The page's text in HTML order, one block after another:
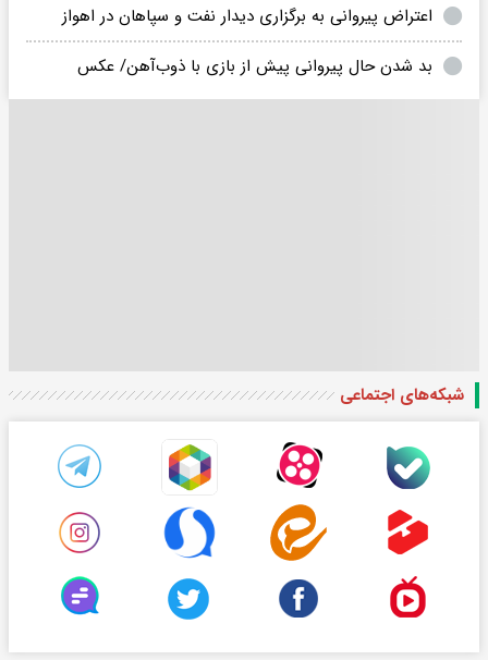
اعتراض پیروانی به برگزاری دیدار نفت و سپاهان در اهواز
بد شدن حال پیروانی پیش از بازی با ذوب‌آهن/ عکس
شبکه‌های اجتماعی